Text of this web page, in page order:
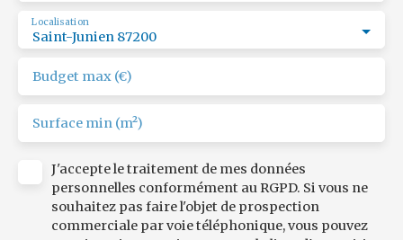
Saint-Junien 87200
Localisation
Budget max (€)
Surface min (m²)
J'accepte le traitement de mes données
personnelles conformément au RGPD. Si vous ne
souhaitez pas faire l'objet de prospection
commerciale par voie téléphonique, vous pouvez